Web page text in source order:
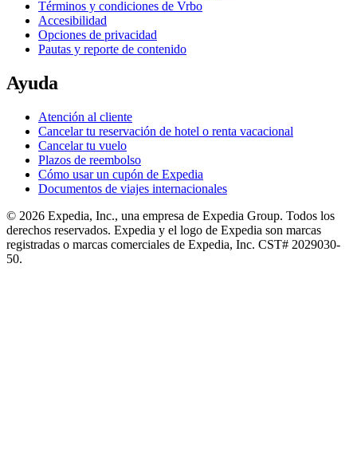
Términos y condiciones de Vrbo
Accesibilidad
Opciones de privacidad
Pautas y reporte de contenido
Ayuda
Atención al cliente
Cancelar tu reservación de hotel o renta vacacional
Cancelar tu vuelo
Plazos de reembolso
Cómo usar un cupón de Expedia
Documentos de viajes internacionales
© 2026 Expedia, Inc., una empresa de Expedia Group. Todos los
derechos reservados. Expedia y el logo de Expedia son marcas
registradas o marcas comerciales de Expedia, Inc. CST# 2029030-
50.